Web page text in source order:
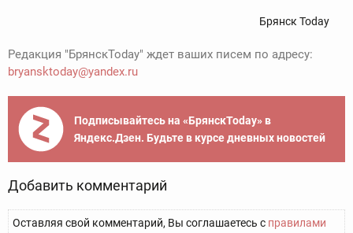
Брянск Today
Редакция "БрянскToday" ждет ваших писем по адресу:
bryansktoday@yandex.ru
Подписывайтесь на «БрянскToday» в
Яндекс.Дзен. Будьте в курсе дневных новостей
Добавить комментарий
Оставляя свой комментарий, Вы соглашаетесь с правилами